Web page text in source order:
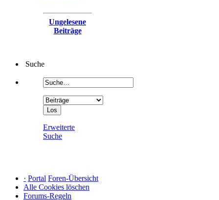
Ungelesene
Beiträge
Suche
Erweiterte
Suche
· Portal Foren-Übersicht
Alle Cookies löschen
Forums-Regeln